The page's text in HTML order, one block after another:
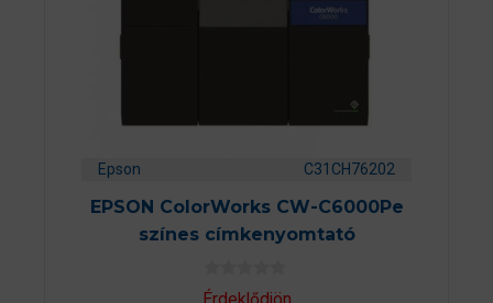
Epson C31CH76202
EPSON ColorWorks CW-C6000Pe
színes címkenyomtató
0
Érdeklődjön